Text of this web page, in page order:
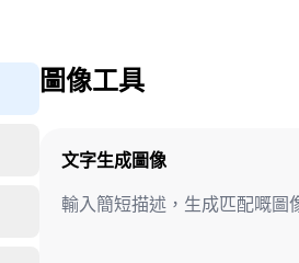
圖像工具
文字生成圖像
輸入簡短描述，生成匹配嘅圖